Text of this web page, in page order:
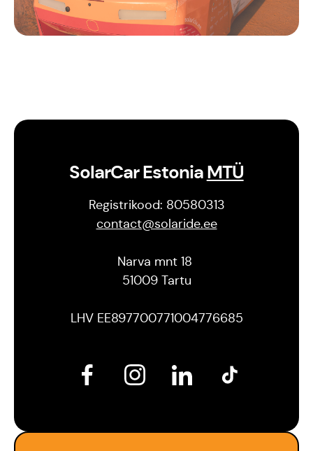
Est
SolarCar EstoniaMTÜ
Registrikood: 80580313
contact@solaride.ee
Narva mnt 18
51009 Tartu
LHV EE897700771004776685